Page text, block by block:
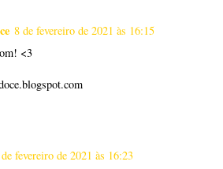
8 de fevereiro de 2021 às 16:15
<3
fevereiro de 2021 às 16:23